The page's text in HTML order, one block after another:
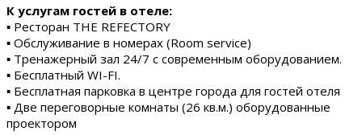
К услугам гостей в отеле:
▪ Ресторан THE REFECTORY
▪ Обслуживание в номерах (Room service)
▪ Тренажерный зал 24/7 с современным оборудованием.
▪ Бесплатный WI-FI.
▪ Бесплатная парковка в центре города для гостей отеля
▪ Две переговорные комнаты (26 кв.м.) оборудованные
проектором